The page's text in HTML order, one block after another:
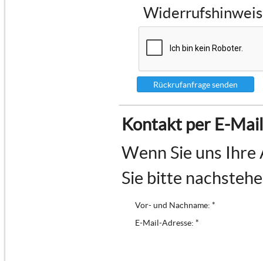
Rückrufanfrage senden
Kontakt per E-Mail
Wenn Sie uns
Sie bitte
Vor- und Nachname: *
E-Mail-Adresse: *